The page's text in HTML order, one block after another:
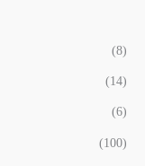
(8)
(14)
(6)
(100)